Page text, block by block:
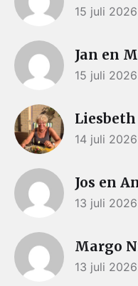
15 juli 2026
Jan en
15 juli 2026
14 juli 2026
Jos en
13 juli 2026
Margo
13 juli 2026